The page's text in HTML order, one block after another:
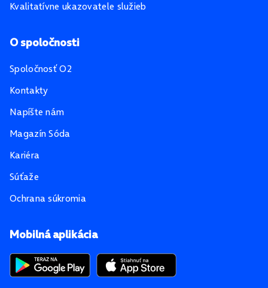
Mobilná aplikácia
Kvalitatívne ukazovatele služieb
O spoločnosti
Spoločnosť O2
Kontakty
Napíšte nám
Magazín Sóda
Kariéra
Súťaže
Ochrana súkromia